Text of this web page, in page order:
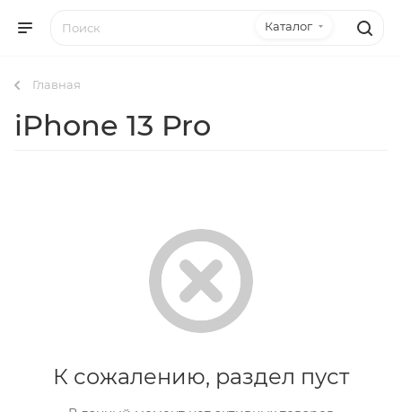
Каталог
Главная
iPhone 13 Pro
К сожалению, раздел пуст